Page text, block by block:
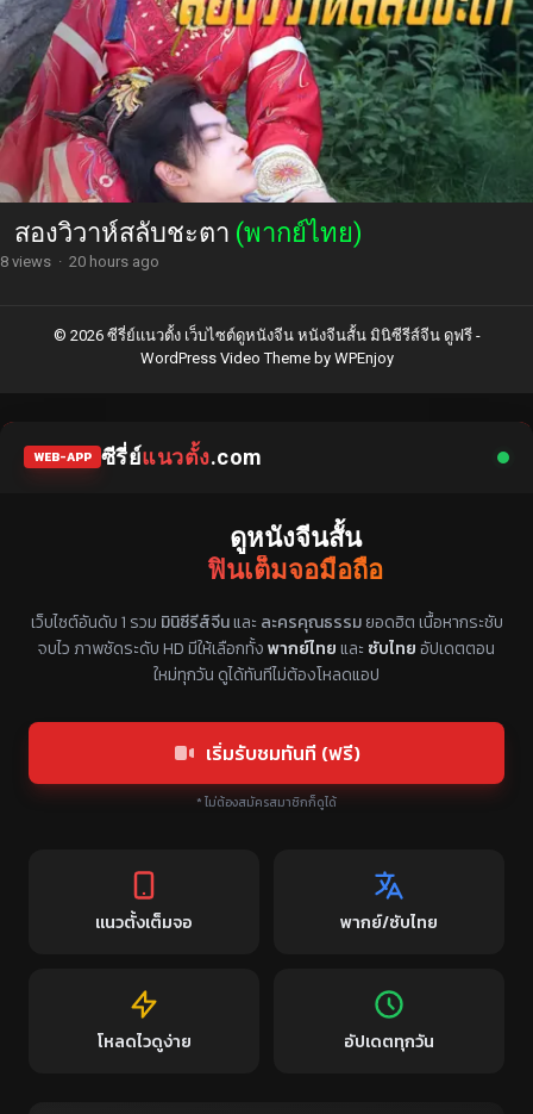
สองวิวาห์สลับชะตา (พากย์ไทย)
8 views · 20 hours ago
© 2026 ซีรี่ย์แนวตั้ง เว็บไซต์ดูหนังจีน หนังจีนสั้น มินิซีรีส์จีน ดูฟรี -
WordPress Video Themeby WPEnjoy
WEB-APP ซีรี่ย์แนวตั้ง.com
ดูหนังจีนสั้น
ฟินเต็มจอมือถือ
เว็บไซต์อันดับ 1 รวม มินิซีรีส์จีนและ ละครคุณธรรมยอดฮิต เนื้อหากระชับ
จบไว ภาพชัดระดับ HD มีให้เลือกทั้งพากย์ไทยและ ซับไทยอัปเดตตอน
ใหม่ทุกวัน ดูได้ทันทีไม่ต้องโหลดแอป
เริ่มรับชมทันที (ฟรี)
* ไม่ต้องสมัครสมาชิกก็ดูได้
แนวตั้งเต็มจอ พากย์/ซับไทย
โหลดไวดูง่าย อัปเดตทุกวัน